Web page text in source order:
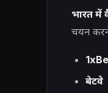
भारत में
चयन
बेटवे